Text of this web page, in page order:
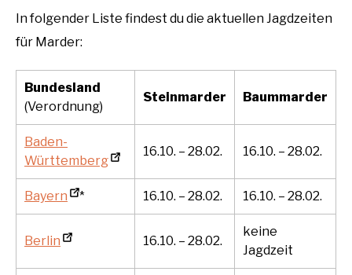
In folgender Liste findest du die aktuellen Jagdzeiten
für Marder:
Bundesland
(Verordnung)
Steinmarder Baummarder
Baden-
Württemberg
16.10. – 28.02. 16.10. – 28.02.
Bayern * 16.10. – 28.02. 16.10. – 28.02.
Berlin 16.10. – 28.02.
keine
Jagdzeit